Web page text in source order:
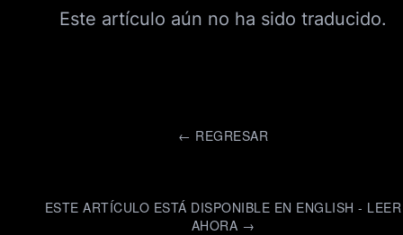
Este artículo aún no ha sido traducido.
← REGRESAR
ESTE ARTÍCULO ESTÁ DISPONIBLE EN ENGLISH - LEER
AHORA →